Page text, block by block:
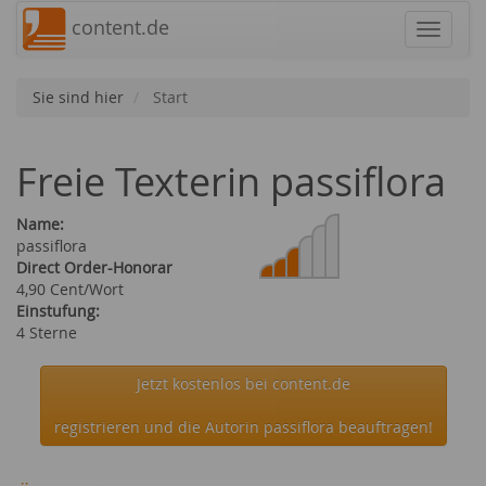
content.de
Sie sind hier Start
Freie Texterin passiflora
Name:
passiflora
Direct Order-Honorar
4,90 Cent/Wort
Einstufung:
4 Sterne
Jetzt kostenlos bei content.de
registrieren und die Autorin passiflora beauftragen!